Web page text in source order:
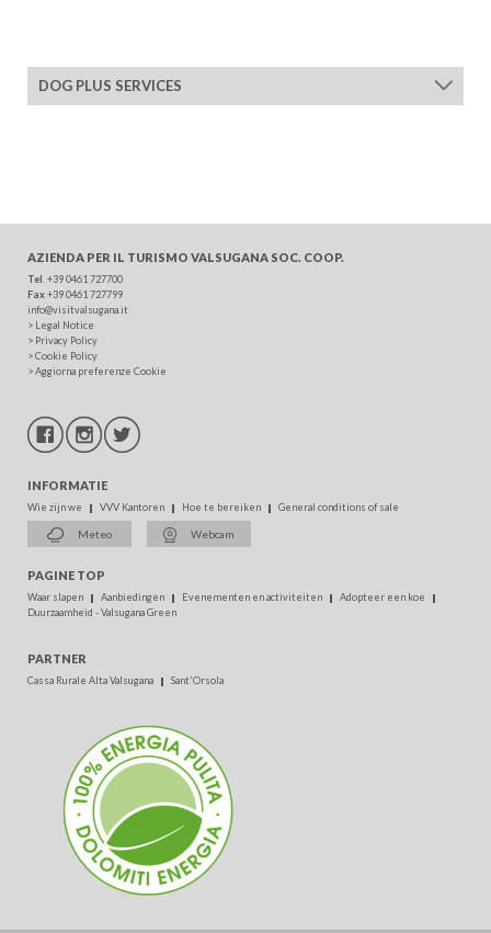
DOG PLUS SERVICES
AZIENDA PER IL TURISMO VALSUGANA SOC. COOP.
Tel . +39 0461 727700
Fax+39 0461 727799
info@visitvalsugana.it
> Legal Notice
> Privacy Policy
>Cookie Policy
>Aggiorna preferenze Cookie
INFORMATIE
Wie zijn we VVV Kantoren Hoe te bereiken General conditions of sale
Meteo Webcam
PAGINE TOP
Waar slapen Aanbiedingen Evenementen en activiteiten
Adopteer een koe
Duurzaamheid - Valsugana Green
PARTNER
Cassa Rurale Alta Valsugana Sant'Orsola